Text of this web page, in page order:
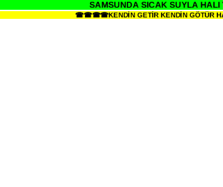
SAMSUNDA SICAK SUYLA HALI
☎☎☎☎KENDİN GETİR KENDİN GÖTÜR